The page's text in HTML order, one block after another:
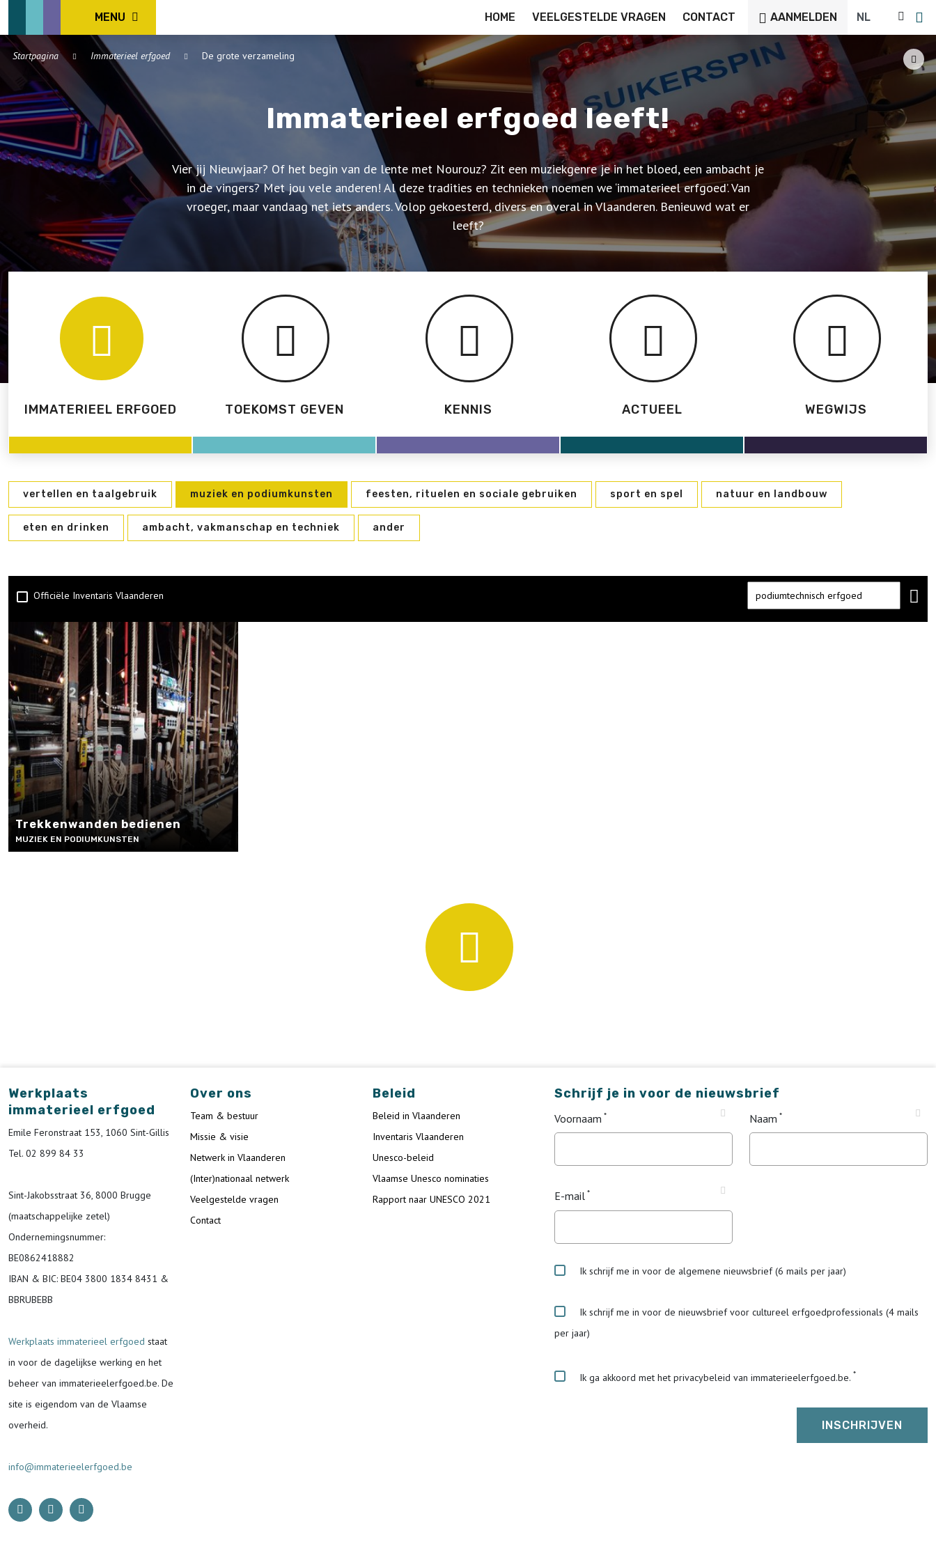
MENU HOME VEELGESTELDE VRAGEN CONTACT AANMELDEN
Startpagina Immaterieel erfgoed De grote verzameling
Immaterieel erfgoed leeft!
Vier jij Nieuwjaar? Of het begin van de lente met Nourouz? Zit een muziekgenre je in het bloed, een ambacht je
in de vingers? Met jou vele anderen! Al deze tradities en technieken noemen we ‘immaterieel erfgoed’. Van
vroeger, maar vandaag net iets anders. Volop gekoesterd, divers en overal in Vlaanderen. Benieuwd wat er
leeft?
IMMATERIEEL ERFGOED TOEKOMST GEVEN KENNIS ACTUEEL WEGWIJS
vertellen en taalgebruik muziek en podiumkunsten feesten, rituelen en sociale gebruiken sport en spel natuur en landbouw
eten en drinken ambacht, vakmanschap en techniek ander
Officiële Inventaris Vlaanderen
Trekkenwanden bedienen
MUZIEK EN PODIUMKUNSTEN
Werkplaats
immaterieel erfgoed
Emile Feronstraat 153, 1060 Sint-Gillis
Tel. 02 899 84 33
Sint-Jakobsstraat 36, 8000 Brugge
(maatschappelijke zetel)
Ondernemingsnummer:
BE0862418882
IBAN & BIC: BE04 3800 1834 8431 &
BBRUBEBB
Werkplaats immaterieel erfgoed staat
in voor de dagelijkse werking en het
beheer van immaterieelerfgoed.be. De
site is eigendom van de Vlaamse
overheid.
info@immaterieelerfgoed.be
Over ons
Team & bestuur
Missie & visie
Netwerk in Vlaanderen
(Inter)nationaal netwerk
Veelgestelde vragen
Contact
Beleid
Beleid in Vlaanderen
Inventaris Vlaanderen
Unesco-beleid
Vlaamse Unesco nominaties
Rapport naar UNESCO 2021
Schrijf je in voor de nieuwsbrief
Voornaam Naam
E-mail
Ik schrijf me in voor de algemene nieuwsbrief (6 mails per jaar)
Ik schrijf me in voor de nieuwsbrief voor cultureel erfgoedprofessionals (4 mails
per jaar)
Ik ga akkoord met het privacybeleid van immaterieelerfgoed.be.